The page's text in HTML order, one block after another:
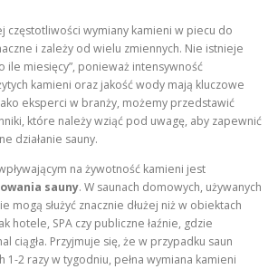
częstotliwości wymiany kamieni w piecu do
i zależy od wielu zmiennych. Nie istnieje
ile miesięcy”, ponieważ intensywność
kamieni oraz jakość wody mają kluczowe
eksperci w branży, możemy przedstawić
które należy wziąć pod uwagę, aby zapewnić
działanie sauny.
na żywotność kamieni jest
sauny. W saunach domowych, używanych
mogą służyć znacznie dłużej niż w obiektach
hotele, SPA czy publiczne łaźnie, gdzie
ciągła. Przyjmuje się, że w przypadku saun
1-2 razy w tygodniu, pełna wymiana kamieni